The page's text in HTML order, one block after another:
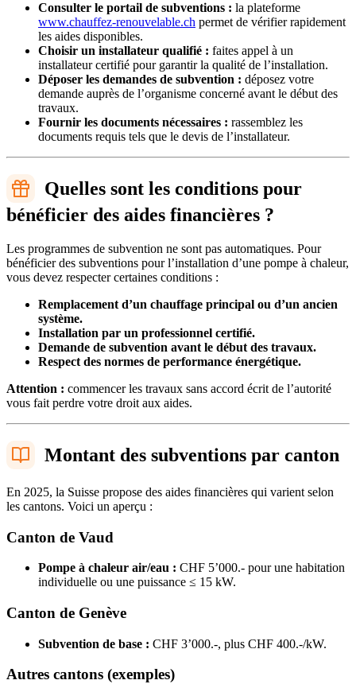
Consulter le portail de subventions : la plateforme
www.chauffez-renouvelable.ch permet de vérifier rapidement
les aides disponibles.
Choisir un installateur qualifié : faites appel à un
installateur certifié pour garantir la qualité de l’installation.
Déposer les demandes de subvention : déposez votre
demande auprès de l’organisme concerné avant le début des
travaux.
Fournir les documents nécessaires : rassemblez les
documents requis tels que le devis de l’installateur.
Quelles sont les conditions pour
bénéficier des aides financières ?
Les programmes de subvention ne sont pas automatiques. Pour
bénéficier des subventions pour l’installation d’une pompe à chaleur,
vous devez respecter certaines conditions :
Remplacement d’un chauffage principal ou d’un ancien
système.
Installation par un professionnel certifié.
Demande de subvention avant le début des travaux.
Respect des normes de performance énergétique.
Attention : commencer les travaux sans accord écrit de l’autorité
vous fait perdre votre droit aux aides.
Montant des subventions par canton
En 2025, la Suisse propose des aides financières qui varient selon
les cantons. Voici un aperçu :
Canton de Vaud
Pompe à chaleur air/eau : CHF 5’000.- pour une habitation
individuelle ou une puissance ≤ 15 kW.
Canton de Genève
Subvention de base : CHF 3’000.-, plus CHF 400.-/kW.
Autres cantons (exemples)